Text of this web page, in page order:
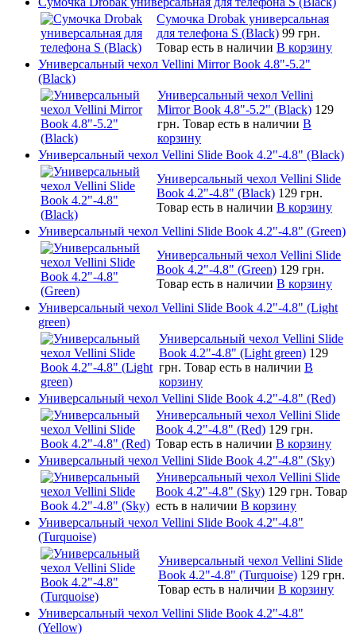
Сумочка Drobak универсальная
для телефона S (Black) 99 грн.
Товар есть в наличии В корзину
Универсальный чехол Vellini Mirror Book 4.8"-5.2"
(Black)
Универсальный чехол Vellini
Mirror Book 4.8"-5.2" (Black) 129
грн. Товар есть в наличии В
корзину
Универсальный чехол Vellini Slide Book 4.2"-4.8" (Black)
Универсальный чехол Vellini Slide
Book 4.2"-4.8" (Black) 129 грн.
Товар есть в наличии В корзину
Универсальный чехол Vellini Slide Book 4.2"-4.8" (Green)
Универсальный чехол Vellini Slide
Book 4.2"-4.8" (Green) 129 грн.
Товар есть в наличии В корзину
Универсальный чехол Vellini Slide Book 4.2"-4.8" (Light
green)
Универсальный чехол Vellini Slide
Book 4.2"-4.8" (Light green) 129
грн. Товар есть в наличии В
корзину
Универсальный чехол Vellini Slide Book 4.2"-4.8" (Red)
Универсальный чехол Vellini Slide
Book 4.2"-4.8" (Red) 129 грн.
Товар есть в наличии В корзину
Универсальный чехол Vellini Slide Book 4.2"-4.8" (Sky)
Универсальный чехол Vellini Slide
Book 4.2"-4.8" (Sky) 129 грн. Товар
есть в наличии В корзину
Универсальный чехол Vellini Slide Book 4.2"-4.8"
(Turquoise)
Универсальный чехол Vellini Slide
Book 4.2"-4.8" (Turquoise) 129 грн.
Товар есть в наличии В корзину
Универсальный чехол Vellini Slide Book 4.2"-4.8"
(Yellow)